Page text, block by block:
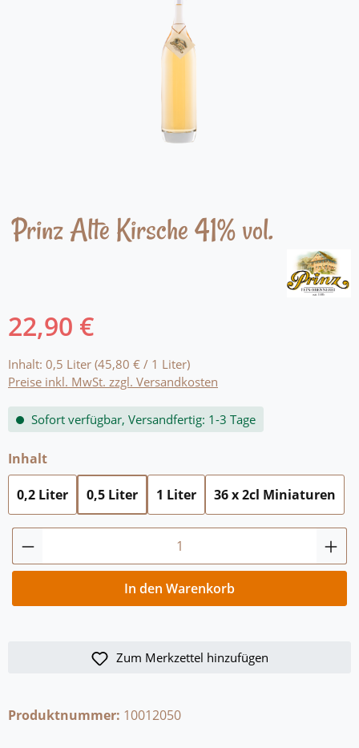
Prinz Alte Kirsche 41% vol.
Regulärer Preis:
22,90 €
Inhalt: 0,5 Liter (45,80 € / 1 Liter)
Preise inkl. MwSt. zzgl. Versandkosten
Sofort verfügbar, Versandfertig: 1-3 Tage
Inhaltauswählen
0,2 Liter 0,5 Liter 1 Liter 36 x 2cl Miniaturen
Produkt Anzahl: Gib den gewünschten
In den Warenkorb
Zum Merkzettel hinzufügen
Produktnummer: 10012050